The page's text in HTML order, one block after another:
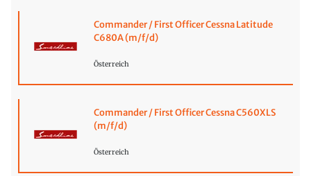
Commander / First Officer Cessna Latitude
C680A (m/f/d)
Österreich
Commander / First Officer Cessna C560XLS
(m/f/d)
Österreich